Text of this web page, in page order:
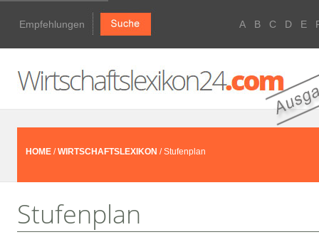
Empfehlungen A B C D E
HOME /WIRTSCHAFTSLEXIKON / Stufenplan
Stufenplan